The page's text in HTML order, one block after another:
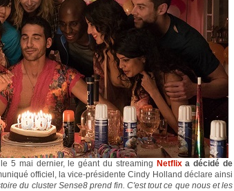
5 mai dernier, le géant du streaming Netflixa décidé de
officiel, la vice-présidente Cindy Holland déclare ainsi
du cluster Sense8 prend fin. C'est tout ce que nous et les